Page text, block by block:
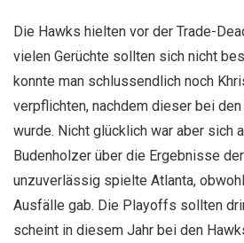
Die Hawks hielten vor der Trade-
vielen Gerüchte sollten sich nicht
konnte man schlussendlich noch
verpflichten, nachdem dieser bei
wurde. Nicht glücklich war aber sich
Budenholzer über die Ergebnisse
unzuverlässig spielte Atlanta,
Ausfälle gab. Die Playoffs sollten
scheint in diesem Jahr bei den